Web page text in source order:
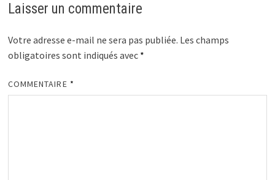
Laisser un commentaire
Votre adresse e-mail ne sera pas publiée. Les champs
obligatoires sont indiqués avec *
COMMENTAIRE *